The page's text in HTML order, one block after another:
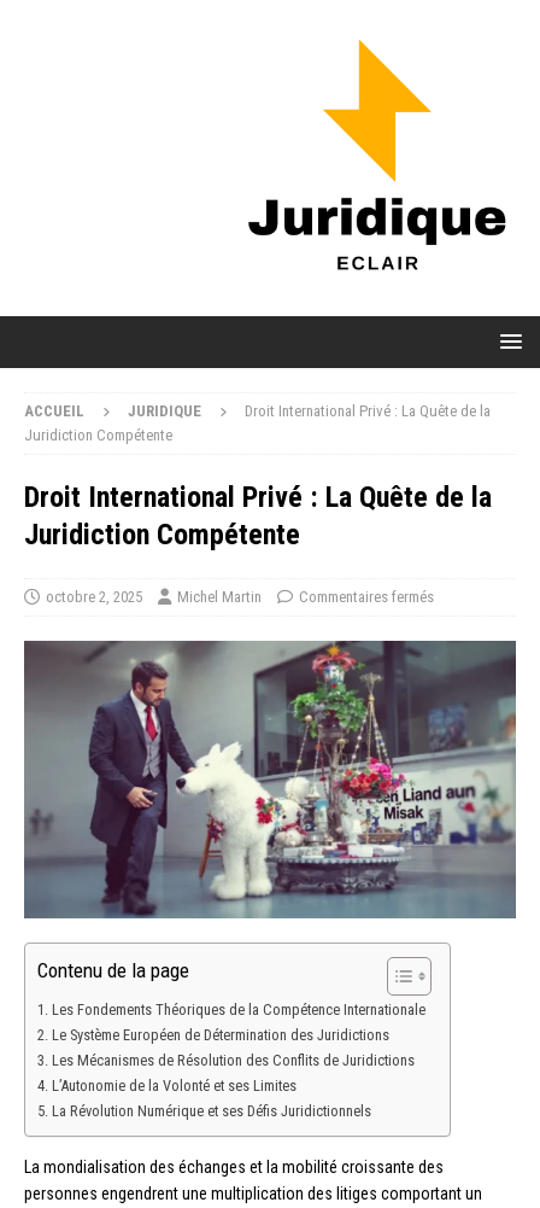
ACCUEIL JURIDIQUE
Droit International Privé : La Quête de la
Juridiction Compétente
Droit International Privé : La Quête de la
Juridiction Compétente
octobre 2, 2025 Michel Martin Commentaires fermés
Contenu de la page
Les Fondements Théoriques de la Compétence Internationale
Le Système Européen de Détermination des Juridictions
Les Mécanismes de Résolution des Conflits de Juridictions
L’Autonomie de la Volonté et ses Limites
La Révolution Numérique et ses Défis Juridictionnels
La mondialisation des échanges et la mobilité croissante des
personnes engendrent une multiplication des litiges comportant un